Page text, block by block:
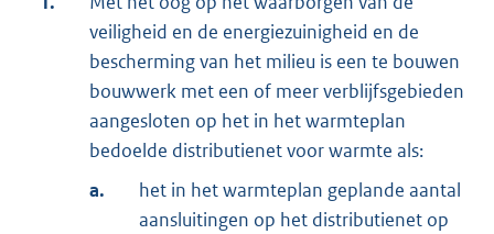
veiligheid en de energiezuinigheid en de
bescherming van het milieu is een te bouwen
bouwwerk met een of meer verblijfsgebieden
aangesloten op het in het warmteplan
bedoelde distributienet voor warmte als:
a.
het in het warmteplan geplande aantal
aansluitingen op het distributienet op